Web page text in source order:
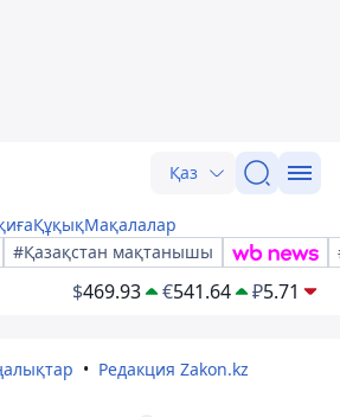
Қаз
ҚұқықМақалалар
#Қазақстан мақтанышы
$469.93 €541.64 ₽5.71
Редакция Zakon.kz